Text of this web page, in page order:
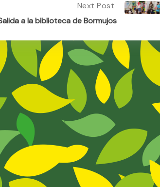
Next
Post:
A
La
Biblioteca
Bormujos
Next Post
a la biblioteca de Bormujos